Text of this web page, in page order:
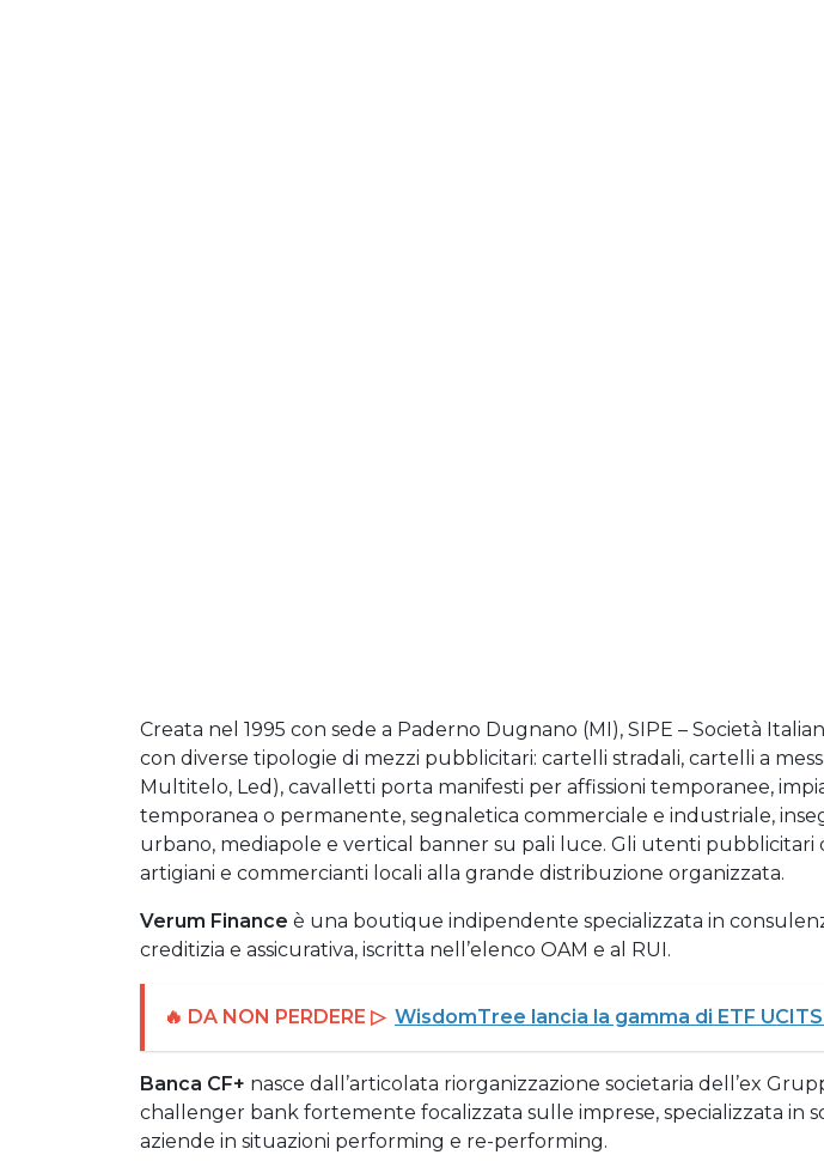
Creata nel 1995 con sede a Paderno Dugnano (MI), SIPE – Società
con diverse tipologie di mezzi pubblicitari: cartelli stradali, cartelli a
Multitelo, Led), cavalletti porta manifesti per affissioni temporanee,
temporanea o permanente, segnaletica commerciale e industriale,
urbano, mediapole e vertical banner su pali luce. Gli utenti pubblicitari
artigiani e commercianti locali alla grande distribuzione organizzata.
Verum Finance è una boutique indipendente specializzata in
creditizia e assicurativa, iscritta nell’elenco OAM e al RUI.
🔥 DA NON PERDERE ▷ WisdomTree lancia la gamma di ETF
Banca CF+ nasce dall’articolata riorganizzazione societaria dell’ex
challenger bank fortemente focalizzata sulle imprese, specializzata in
aziende in situazioni performing e re-performing.